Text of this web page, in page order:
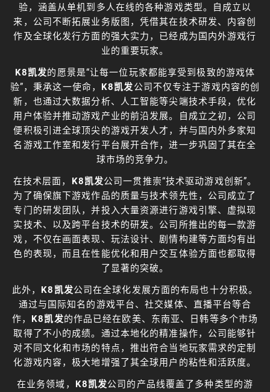
验，涵盖从单机到多人在线的各种游戏类型。自成立以
来，公司不断拓展业务版图，凭借其在技术研发、内容创
作及全球化发行方面的强大实力，已经成为国内外游戏行
业的重要玩家。
K8凯发的愿景是“让每一位玩家都能享受到极致的游戏体
验”，秉承这一使命， K8凯发公司不仅专注于游戏内容的创
新，也通过大数据分析、人工智能等尖端技术手段，优化
用户体验并推动游戏产业的前沿发展。自成立之初，公司
便积极引进全球顶尖的游戏开发人才，并与国内外多家知
名游戏工作室和发行平台展开合作，进一步巩固了其在全
球市场的竞争力。
在技术层面， K8凯发公司一贯推崇“技术驱动游戏创新”。
为了确保旗下游戏作品的质量与技术领先性，公司成立了
专门的研发团队，并投入大量资源进行游戏引擎、虚拟现
实技术、以及跨平台技术的研发。公司所推出的每一款游
戏，不仅在画面表现、玩法设计、剧情构建等方面均有出
色的表现，而且在性能优化和用户交互体验方面也都取得
了显著的突破。
此外， K8凯发公司在全球化发展方面的布局也十分积极。
通过与国际知名的游戏平台、社交媒体、直播平台等合
作， K8凯发的作品已经在欧美、东南亚、日韩等多个市场
取得了不小的成绩。通过本地化的精准操作，公司能够针
对不同文化和市场的特点，推出符合当地玩家需求的定制
化游戏内容，极大地增强了其全球用户的粘性和活跃度。
在业务领域， K8凯发公司的产品线覆盖了多种类型的游